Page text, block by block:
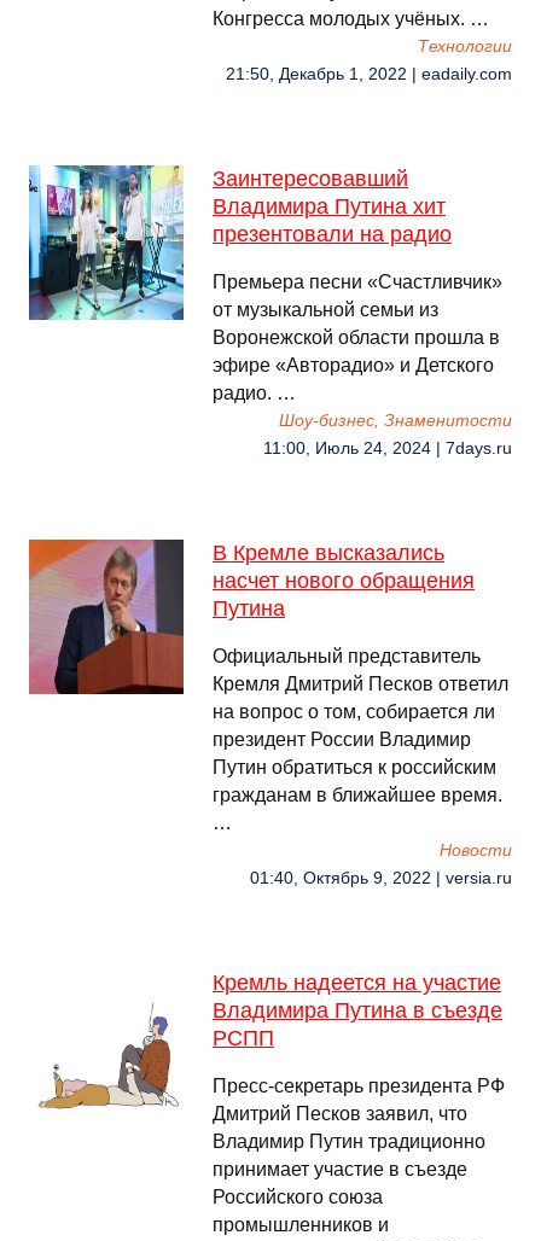
Конгресса молодых учёных. …
Технологии
21:50, Декабрь 1, 2022 | eadaily.com
Заинтересовавший
Владимира Путина хит
презентовали на радио
Премьера песни «Счастливчик»
от музыкальной семьи из
Воронежской области прошла в
эфире «Авторадио» и Детского
радио. …
Шоу-бизнес, Знаменитости
11:00, Июль 24, 2024 | 7days.ru
В Кремле высказались
насчет нового обращения
Путина
Официальный представитель
Кремля Дмитрий Песков ответил
на вопрос о том, собирается ли
президент России Владимир
Путин обратиться к российским
гражданам в ближайшее время.
…
Новости
01:40, Октябрь 9, 2022 | versia.ru
Кремль надеется на участие
Владимира Путина в съезде
РСПП
Пресс-секретарь президента РФ
Дмитрий Песков заявил, что
Владимир Путин традиционно
принимает участие в съезде
Российского союза
промышленников и